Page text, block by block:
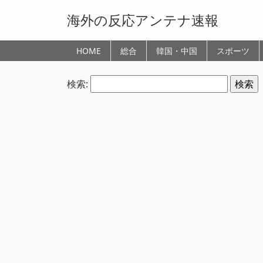
海外の反応アンテナ速報
HOME 総合 韓国・中国 スポーツ
検索: